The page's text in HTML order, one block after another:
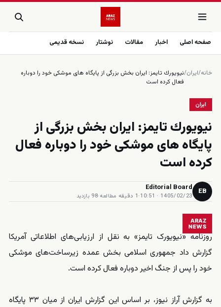
صفحه اصلی اخبار مقالات نوشتار نسخه قدیمی
خانه/ایران/نيويورك تايمز: ايران بخش بزرگی از پايگاه هاى موشكى خود را دوباره
فعال كرده است
ایران
نيويورك تايمز: ايران بخش بزرگی از
پايگاه هاى موشكى خود را دوباره فعال
كرده است
EB
Editorial Board
1405/02/23 · 10:51
·1 دقیقه مطالعه ·98 بازدید
ARAZ
NEWS
روزنامه «نیویورک تایمز» به نقل از ارزیابی‌های اطلاعاتی آمریکا
گزارش داد جمهوری اسلامی بخش عمده زیرساخت‌های موشکی
خود را پس از جنگ اخیر دوباره فعال کرده است.
به گزارش آراز نیوز، بر اساس این گزارش ایران از میان ۳۳ پایگاه